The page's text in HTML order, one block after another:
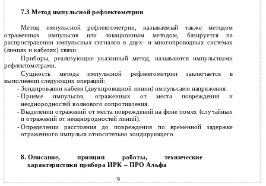
7.3 Метод импульсной рефлектометрии
Метод импульсной рефлектометрии, называемый также методом
отраженных импульсов или локационным методом, базируется на
распространении импульсных сигналов в двух- и многопроводных системах
(линиях и кабелях) связи.
Приборы, реализующие указанный метод, называются импульсными
рефлектометрами.
Сущность метода импульсной рефлектометрии заключается в
выполнении следующих операций:
-Зондировании кабеля (двухпроводной линии) импульсами напряжения.
-Приеме импульсов, отраженных от места повреждения и
неоднородностей волнового сопротивления.
-Выделении отражений от места повреждений на фоне помех (случайных
и отражений от неоднородностей линий).
-Определении расстояния до повреждения по временной задержке
отраженного импульса относительно зондирующего.
8. Описание, принцип работы, технические
характеристики прибора ИРК – ПРО Альфа
9